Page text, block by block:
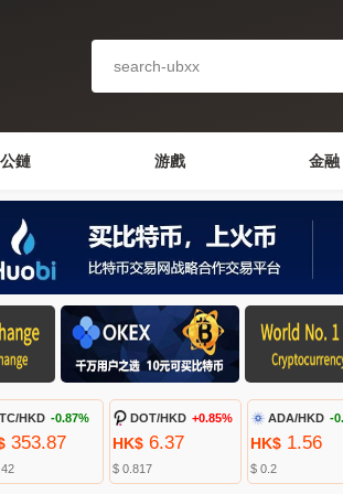
公鏈 游戲 金融
HKD -0.87%
353.87
DOT/HKD +0.85%
HK$6.37
$ 0.817
ADA/HKD -
HK$1.56
$ 0.2